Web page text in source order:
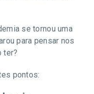
se tornou uma
para pensar nos
ter?
pontos: